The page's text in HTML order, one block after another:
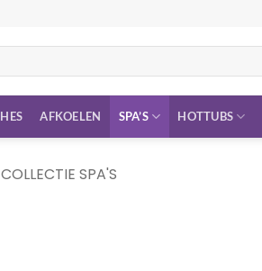
AFKOELEN SPA’S HOTTUBS
COLLECTIE SPA'S